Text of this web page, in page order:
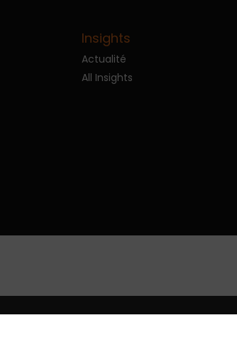
Insights
Actualité
All Insights